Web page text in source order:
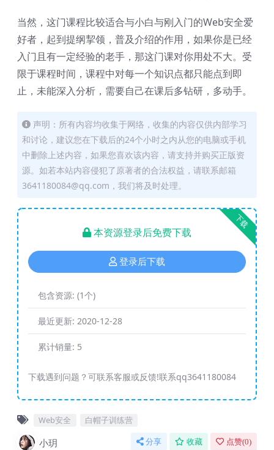
当然，这门课程比较适合与小白与刚入门的Web安全爱
好者，起到提纲挈领，普及介绍的作用，如果你是已经
入门且有一定经验的老手，那这门课对你用处不大。受
限于课程时间，课程中对每一个知识点都只能点到即
止，未能深入分析，需要自己在课后多钻研，多动手。
声明：所有内容均收集于网络，收集的内容仅供内部学习
和讨论，建议您在下载后的24个小时之内从您的电脑或手机
中删除上述内容，如果您喜欢该内容，请支持并购买正版资
源。如若本站内容侵犯了原著者的合法权益，请联系邮箱
3641180084@qq.com，我们将及时处理。
下载
本资源登录后免费下载
登录后下载
包含资源: (1个)
最近更新: 2020-12-28
累计销量: 5
下载遇到问题？可联系客服或反馈!联系qq3641180084
Web安全 白帽子训练营
小玥 分享 收藏 点赞(0)